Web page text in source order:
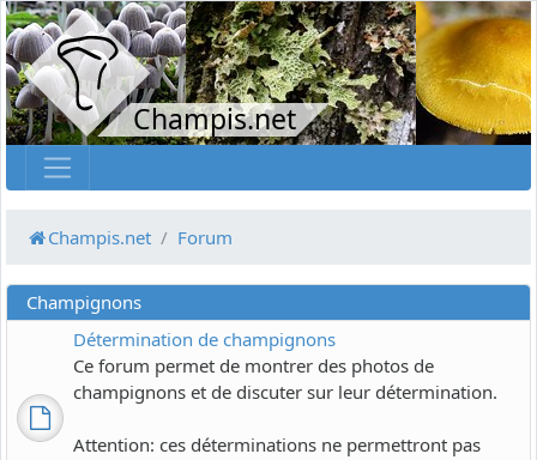
Champis.net
Champis.net Forum
Champignons
Détermination de champignons
Ce forum permet de montrer des photos de
champignons et de discuter sur leur détermination.
Attention: ces déterminations ne permettront pas